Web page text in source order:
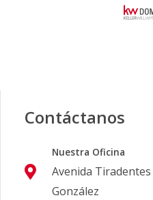
Contáctanos
Nuestra Oficina
Avenida
González